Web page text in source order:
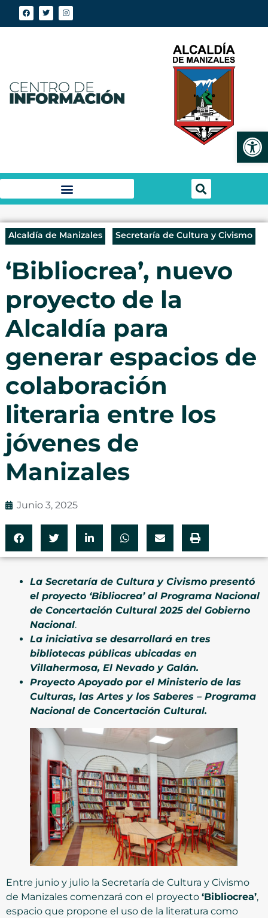
Alcaldía de Manizales Secretaría de Cultura y Civismo
‘Bibliocrea’, nuevo
proyecto de la
Alcaldía para
generar espacios de
colaboración
literaria entre los
jóvenes de
Manizales
Junio 3, 2025
La Secretaría de Cultura y Civismo presentó
el proyecto ‘Bibliocrea’ al Programa Nacional
de Concertación Cultural 2025 del Gobierno
Nacional.
La iniciativa se desarrollará en tres
bibliotecas públicas ubicadas en
Villahermosa, El Nevado y Galán.
Proyecto Apoyado por el Ministerio de las
Culturas, las Artes y los Saberes – Programa
Nacional de Concertación Cultural.
Entre junio y julio la Secretaría de Cultura y Civismo
de Manizales comenzará con el proyecto ‘Bibliocrea’,
espacio que propone el uso de la literatura como